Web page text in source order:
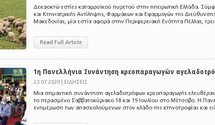
Δεκαοκτώ εστίες καταρροϊκού πυρετού στην ηπειρωτική Ελλάδα.
και Κτηνιατρικής Αντίληψης, Φαρμάκων και Εφαρμογών της Διεύθυνσης
Μακεδονίας, μία εστία αφορά στην Περιφερειακή Ενότητα Πέλλας,
Read Full Article
1η Πανελλήνια Συνάντηση κρεοπαραγωγών
23.07.2020 | ΕΙΔΗΣΕΙΣ
Μια σημαντική συνάντηση αγελαδοτρόφων κρεοπαραγωγής
το περασμένο Σαββατοκύριακο 18 και 19 Ιουλίου στο Μέτσοβο. Η
ενημέρωση των απασχολούμενων στον κλάδο της κτηνοτροφίας και